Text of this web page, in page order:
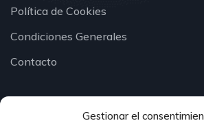
Gestionar el
Política de Cookies
Condiciones Generales
Contacto